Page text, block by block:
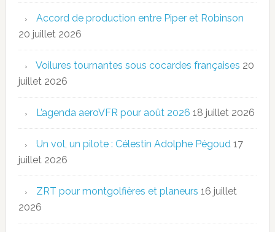
Accord de production entre Piper et Robinson
20 juillet 2026
Voilures tournantes sous cocardes françaises 20
juillet 2026
L’agenda aeroVFR pour août 2026 18 juillet 2026
Un vol, un pilote : Célestin Adolphe Pégoud 17
juillet 2026
ZRT pour montgolfières et planeurs 16 juillet
2026